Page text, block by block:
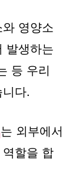
영양소
발생하는
등 우리
다.
는 외부에서
할을 합